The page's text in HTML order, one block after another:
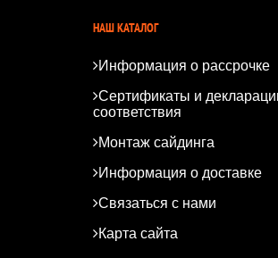
НАШ КАТАЛОГ
Информация о рассрочке
Сертификаты и
соответствия
Монтаж сайдинга
Информация о доставке
Связаться с нами
Карта сайта